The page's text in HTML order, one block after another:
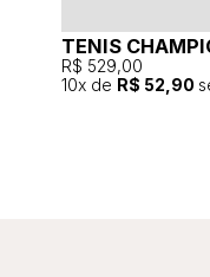
TENIS
R$ 529,00
10x de R$ 52,90